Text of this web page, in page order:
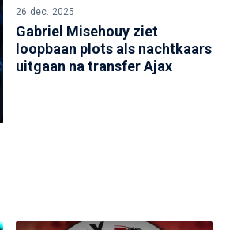
26 dec. 2025
Gabriel Misehouy ziet
loopbaan plots als nachtkaars
uitgaan na transfer Ajax